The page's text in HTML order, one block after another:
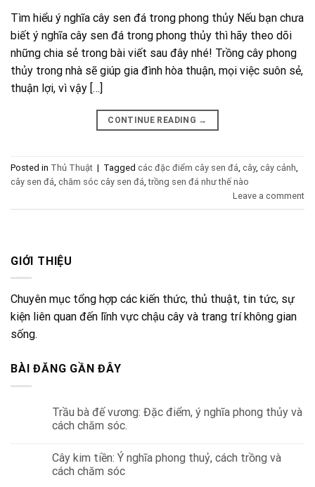
Tìm hiểu ý nghĩa cây sen đá trong phong thủy Nếu bạn chưa
biết ý nghĩa cây sen đá trong phong thủy thì hãy theo dõi
những chia sẻ trong bài viết sau đây nhé! Trồng cây phong
thủy trong nhà sẽ giúp gia đình hòa thuận, mọi việc suôn sẻ,
thuận lợi, vì vậy […]
CONTINUE READING →
Posted in Thủ Thuật | Tagged các đặc điểm cây sen đá, cây, cây cảnh,
cây sen đá, chăm sóc cây sen đá,trồng sen đá như thế nào
Leave a comment
GIỚI THIỆU
Chuyên mục tổng hợp các kiến thức, thủ thuật, tin tức, sự
kiện liên quan đến lĩnh vực chậu cây và trang trí không gian
sống.
BÀI ĐĂNG GẦN ĐÂY
Trầu bà đế vương: Đặc điểm, ý nghĩa phong thủy và
cách chăm sóc.
Cây kim tiền: Ý nghĩa phong thuỷ, cách trồng và
cách chăm sóc